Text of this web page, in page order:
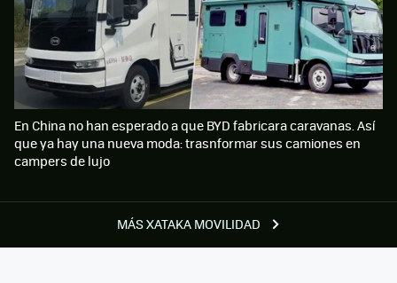
MÁS XATAKA MOVILIDAD
En China no han esperado a que BYD fabricara caravanas. Así
que ya hay una nueva moda: trasnformar sus camiones en
campers de lujo